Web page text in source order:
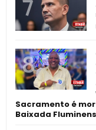
Sacramento é
Baixada